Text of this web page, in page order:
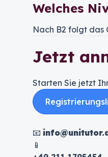
Welches
Nach B2 folgt das
Jetzt
Starten Sie jetzt
📧
📱